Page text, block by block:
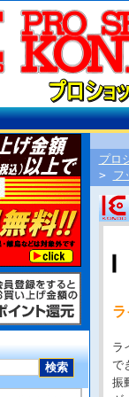
プロ
> フ
ラ
で
振